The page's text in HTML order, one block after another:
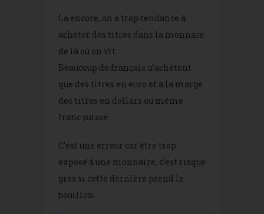
Là encore, on a trop tendance à
acheter des titres dans la monnaie
de là où on vit.
Beaucoup de français n’achètent
que des titres en euro et à la marge
des titres en dollars ou même
franc suisse.
C’est une erreur car être trop
exposé à une monnaire, c’est risque
gros si cette dernière prend le
bouillon.